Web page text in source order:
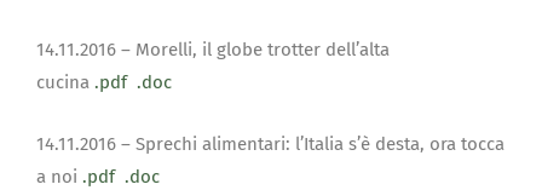
14.11.2016 – Morelli, il globe trotter dell’alta
cucina .pdf .doc
14.11.2016 – Sprechi alimentari: l’Italia s’è desta, ora tocca
a noi .pdf .doc